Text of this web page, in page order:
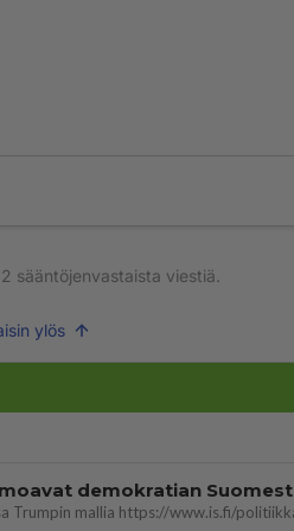
2 sääntöjenvastaista viestiä.
ylös
demokratian